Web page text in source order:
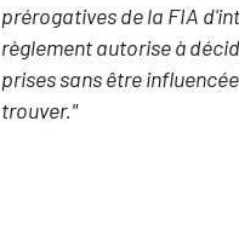
prérogatives de la FIA
règlement autorise à
prises sans être
trouver."